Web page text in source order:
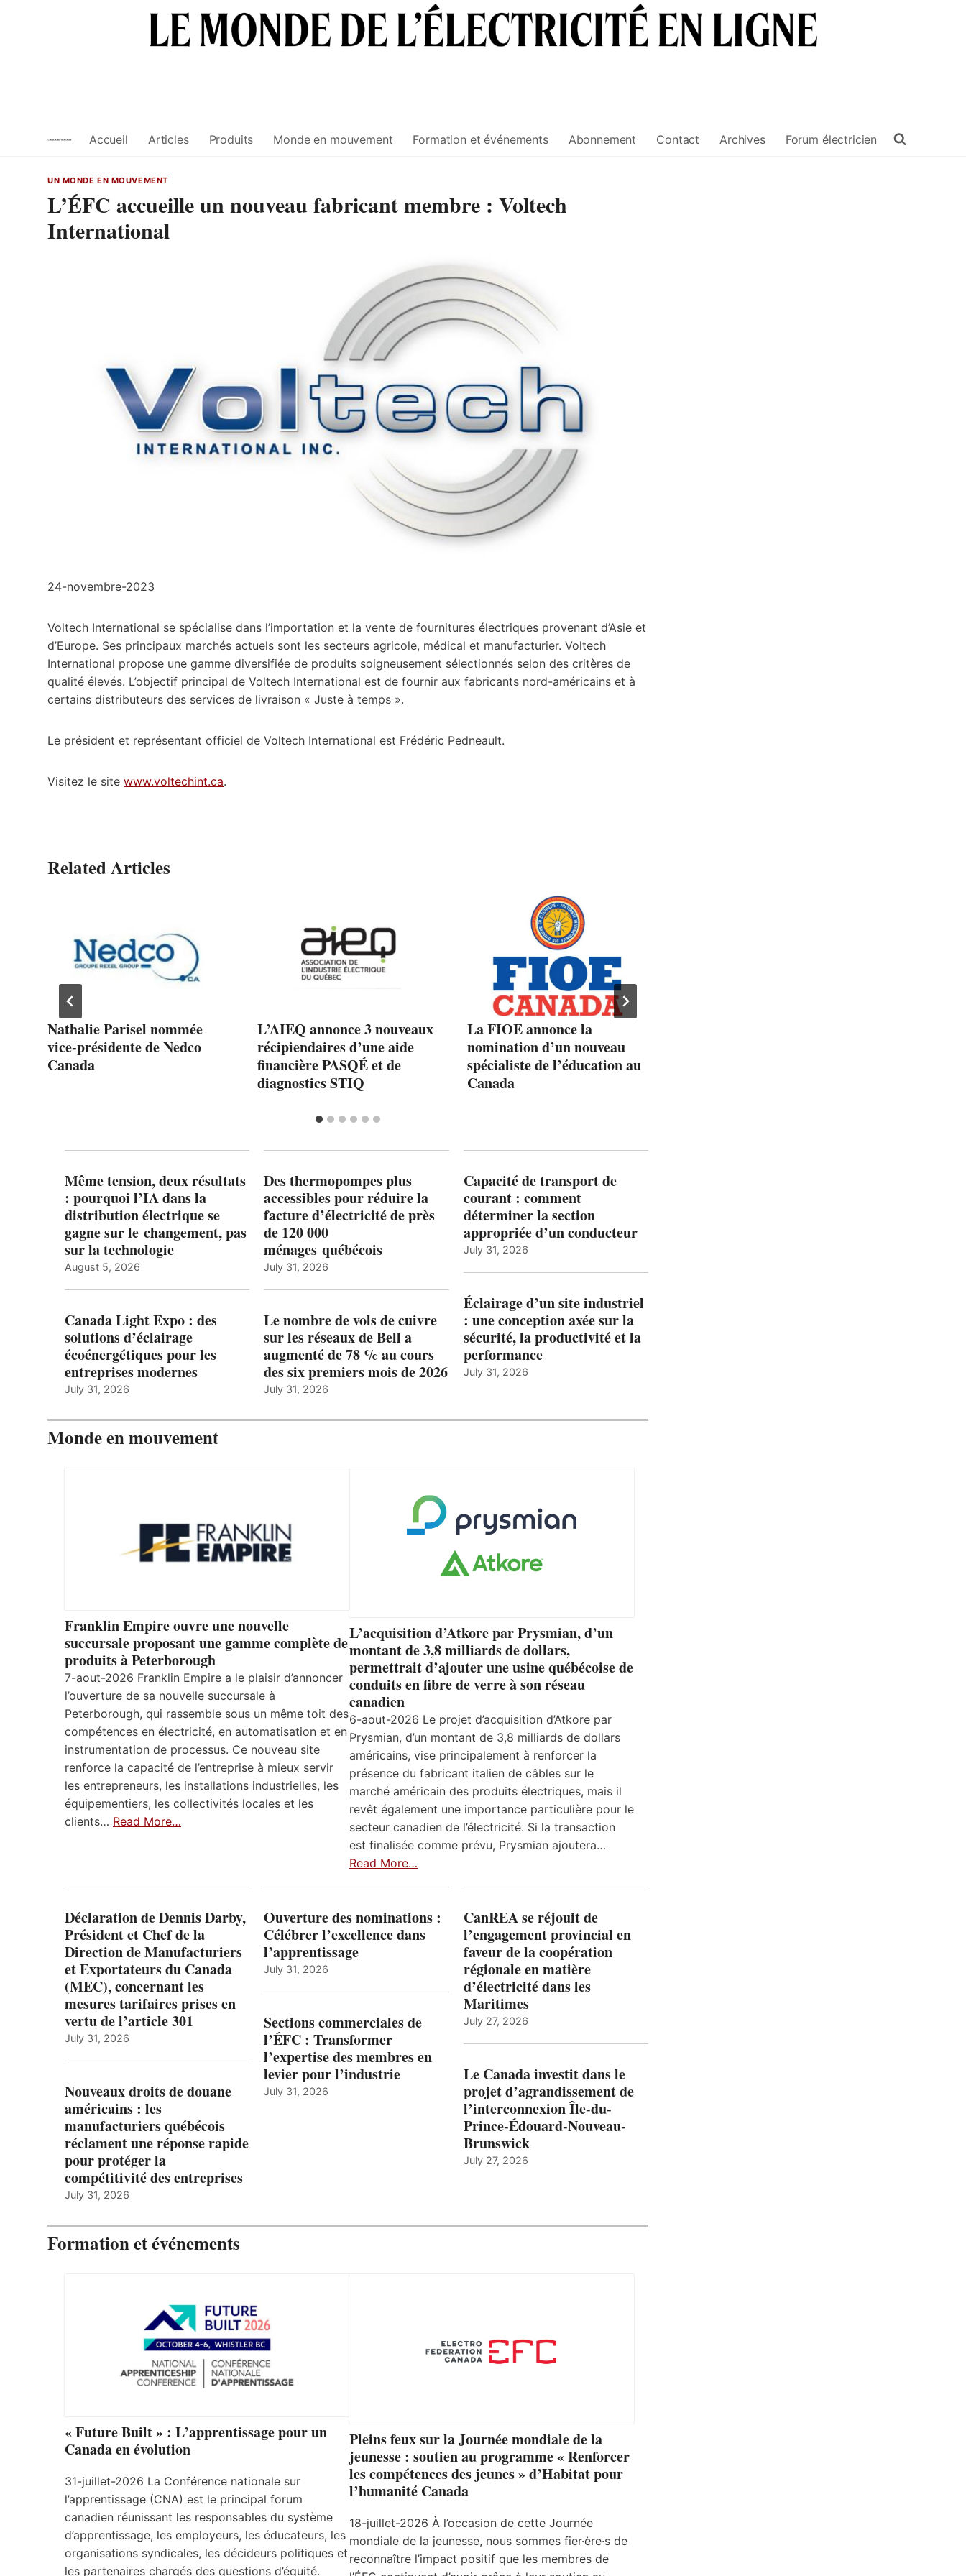
Accueil Articles Produits Monde en mouvement Formation et événements Abonnement Contact Archives Forum électricien
UN MONDE EN MOUVEMENT
L’ÉFC accueille un nouveau fabricant membre : Voltech
International
24-novembre-2023
Voltech International se spécialise dans l’importation et la vente de fournitures électriques provenant d’Asie et
d’Europe. Ses principaux marchés actuels sont les secteurs agricole, médical et manufacturier. Voltech
International propose une gamme diversifiée de produits soigneusement sélectionnés selon des critères de
qualité élevés. L’objectif principal de Voltech International est de fournir aux fabricants nord-américains et à
certains distributeurs des services de livraison « Juste à temps ».
Le président et représentant officiel de Voltech International est Frédéric Pedneault.
Visitez le site www.voltechint.ca.
Related Articles
Nathalie Parisel nommée
vice-présidente de Nedco
Canada
L’AIEQ annonce 3 nouveaux
récipiendaires d’une aide
financière PASQÉ et de
diagnostics STIQ
La FIOE annonce la
nomination d’un nouveau
spécialiste de l’éducation au
Canada
Même tension, deux résultats
: pourquoi l’IA dans la
distribution électrique se
gagne sur le changement, pas
sur la technologie
August 5, 2026
Canada Light Expo : des
solutions d’éclairage
écoénergétiques pour les
entreprises modernes
July 31, 2026
Des thermopompes plus
accessibles pour réduire la
facture d’électricité de près
de 120 000
ménages québécois
July 31, 2026
Le nombre de vols de cuivre
sur les réseaux de Bell a
augmenté de 78 % au cours
des six premiers mois de 2026
July 31, 2026
Capacité de transport de
courant : comment
déterminer la section
appropriée d’un conducteur
July 31, 2026
Éclairage d’un site industriel
: une conception axée sur la
sécurité, la productivité et la
performance
July 31, 2026
Monde en mouvement
Franklin Empire ouvre une nouvelle
succursale proposant une gamme complète de
produits à Peterborough
7-aout-2026 Franklin Empire a le plaisir d’annoncer
l’ouverture de sa nouvelle succursale à
Peterborough, qui rassemble sous un même toit des
compétences en électricité, en automatisation et en
instrumentation de processus. Ce nouveau site
renforce la capacité de l’entreprise à mieux servir
les entrepreneurs, les installations industrielles, les
équipementiers, les collectivités locales et les
clients… Read More…
L’acquisition d’Atkore par Prysmian, d’un
montant de 3,8 milliards de dollars,
permettrait d’ajouter une usine québécoise de
conduits en fibre de verre à son réseau
canadien
6-aout-2026 Le projet d’acquisition d’Atkore par
Prysmian, d’un montant de 3,8 milliards de dollars
américains, vise principalement à renforcer la
présence du fabricant italien de câbles sur le
marché américain des produits électriques, mais il
revêt également une importance particulière pour le
secteur canadien de l’électricité. Si la transaction
est finalisée comme prévu, Prysmian ajoutera…
Read More…
Déclaration de Dennis Darby,
Président et Chef de la
Direction de Manufacturiers
et Exportateurs du Canada
(MEC), concernant les
mesures tarifaires prises en
vertu de l’article 301
July 31, 2026
Nouveaux droits de douane
américains : les
manufacturiers québécois
réclament une réponse rapide
pour protéger la
compétitivité des entreprises
July 31, 2026
Ouverture des nominations :
Célébrer l’excellence dans
l’apprentissage
July 31, 2026
Sections commerciales de
l’ÉFC : Transformer
l’expertise des membres en
levier pour l’industrie
July 31, 2026
CanREA se réjouit de
l’engagement provincial en
faveur de la coopération
régionale en matière
d’électricité dans les
Maritimes
July 27, 2026
Le Canada investit dans le
projet d’agrandissement de
l’interconnexion Île-du-
Prince-Édouard-Nouveau-
Brunswick
July 27, 2026
Formation et événements
« Future Built » : L’apprentissage pour un
Canada en évolution
31-juillet-2026 La Conférence nationale sur
l’apprentissage (CNA) est le principal forum
canadien réunissant les responsables du système
d’apprentissage, les employeurs, les éducateurs, les
organisations syndicales, les décideurs politiques et
les partenaires chargés des questions d’équité.
Pleins feux sur la Journée mondiale de la
jeunesse : soutien au programme « Renforcer
les compétences des jeunes » d’Habitat pour
l’humanité Canada
18-juillet-2026 À l’occasion de cette Journée
mondiale de la jeunesse, nous sommes fier·ère·s de
reconnaître l’impact positif que les membres de